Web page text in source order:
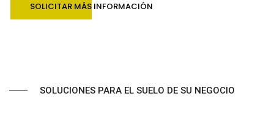
SOLICITAR MÁS INFORMACIÓN
SOLUCIONES PARA EL SUELO DE SU NEGOCIO